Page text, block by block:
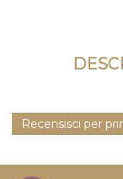
Recensisci per